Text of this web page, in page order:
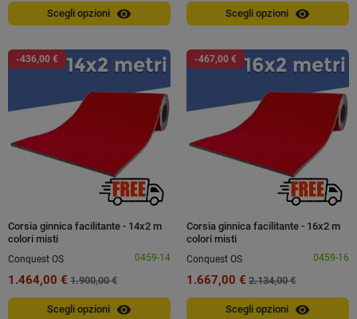
Scegli opzioni visibility Scegli opzioni visibility
-436,00 €
Corsia ginnica facilitante - 14x2 m
colori misti
Conquest OS
0459-14
1.464,00 € 1.900,00 €
Scegli opzioni visibility
-467,00 €
Corsia ginnica facilitante - 16x2 m
colori misti
Conquest OS
0459-16
1.667,00 € 2.134,00 €
Scegli opzioni visibility